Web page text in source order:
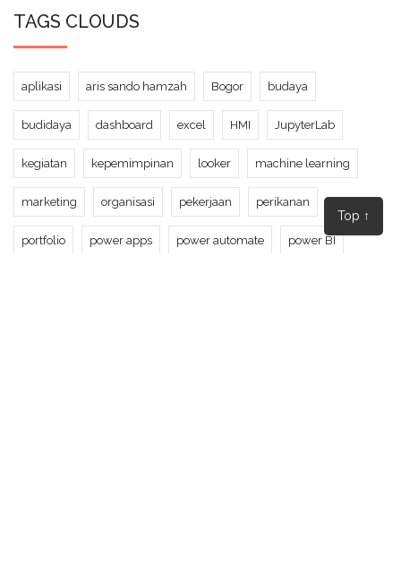
TAGS CLOUDS
aplikasi aris sando hamzah Bogor budaya
budidaya dashboard excel HMI JupyterLab
kegiatan kepemimpinan looker machine learning
marketing organisasi pekerjaan perikanan
portfolio power apps power automate power BI
Top ↑